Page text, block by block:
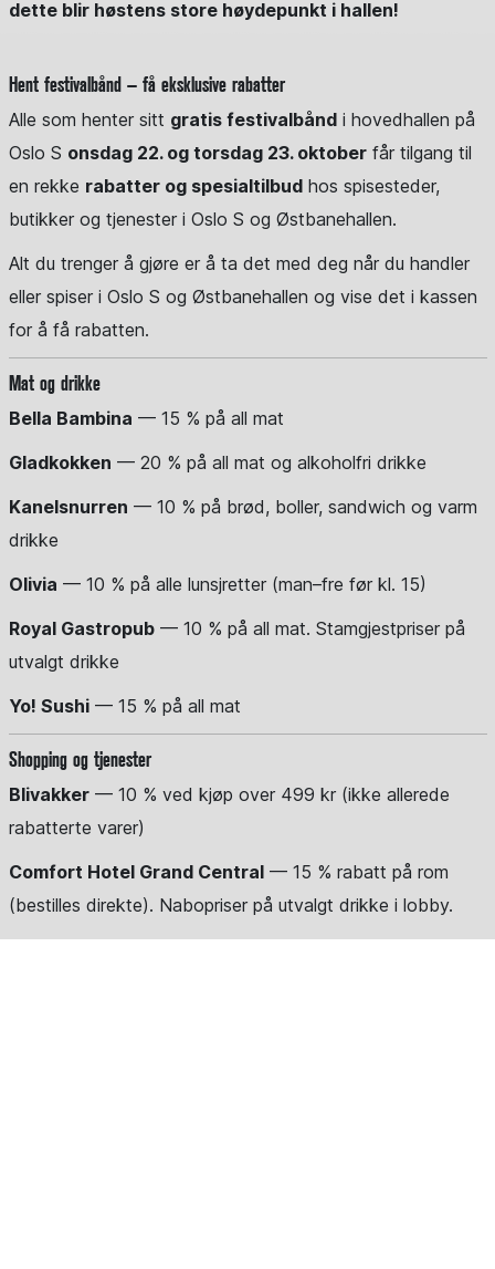
dette blir høstens store høydepunkt i hallen!
Hent festivalbånd – få eksklusive rabatter
Alle som henter sitt gratis festivalbåndi hovedhallen på
Oslo S onsdag 22. og torsdag 23. oktoberfår tilgang til
en rekke rabatter og spesialtilbudhos spisesteder,
butikker og tjenester i Oslo S og Østbanehallen.
Alt du trenger å gjøre er å ta det med deg når du handler
eller spiser i Oslo S og Østbanehallen og vise det i kassen
for å få rabatten.
Mat og drikke
Bella Bambina — 15 % på all mat
Gladkokken — 20 % på all mat og alkoholfri drikke
Kanelsnurren — 10 % på brød, boller, sandwich og varm
drikke
Olivia — 10 % på alle lunsjretter (man–fre før kl. 15)
Royal Gastropub— 10 % på all mat. Stamgjestpriser på
utvalgt drikke
Yo! Sushi— 15 % på all mat
Shopping og tjenester
Blivakker— 10 % ved kjøp over 499 kr (ikke allerede
rabatterte varer)
Comfort Hotel Grand Central— 15 % rabatt på rom
(bestilles direkte). Nabopriser på utvalgt drikke i lobby.